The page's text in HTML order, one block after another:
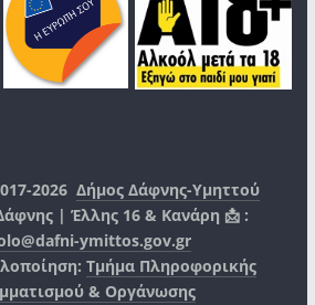
2026Δήμος Δάφνης-Υμηττού
| Έλλης 16 & Κανάρη 📩 :
ymittos.gov.gr
Τμήμα Πληροφορικής
& Οργάνωσης